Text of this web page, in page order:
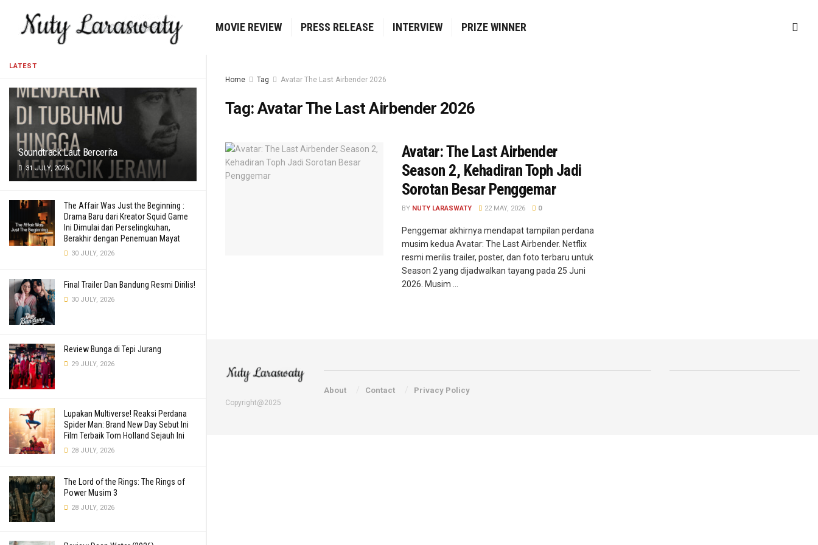
LATEST
Soundtrack Laut Bercerita
31 JULY, 2026
The Affair Was Just the Beginning :
Drama Baru dari Kreator Squid Game
Ini Dimulai dari Perselingkuhan,
Berakhir dengan Penemuan Mayat
30 JULY, 2026
Final Trailer Dan Bandung Resmi Dirilis!
30 JULY, 2026
Review Bunga di Tepi Jurang
29 JULY, 2026
Lupakan Multiverse! Reaksi Perdana
Spider Man: Brand New Day Sebut Ini
Film Terbaik Tom Holland Sejauh Ini
28 JULY, 2026
The Lord of the Rings: The Rings of
Power Musim 3
28 JULY, 2026
MOVIE REVIEW PRESS RELEASE INTERVIEW PRIZE WINNER
Home Tag Avatar The Last Airbender 2026
Tag:Avatar The Last Airbender 2026
Avatar: The Last Airbender
Season 2, Kehadiran Toph Jadi
Sorotan Besar Penggemar
BY NUTY LARASWATY 22 MAY, 2026 0
Penggemar akhirnya mendapat tampilan perdana
musim kedua Avatar: The Last Airbender. Netflix
resmi merilis trailer, poster, dan foto terbaru untuk
Season 2 yang dijadwalkan tayang pada 25 Juni
2026. Musim ...
Copyright@2025
About Contact Privacy Policy